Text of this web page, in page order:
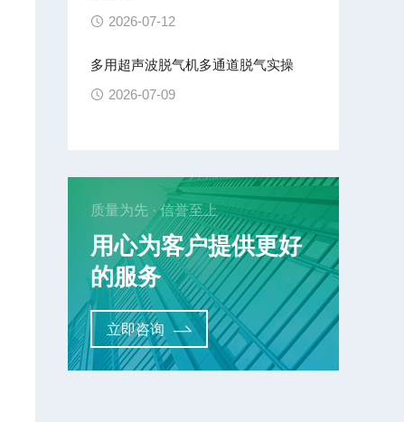
2026-07-12
多用超声波脱气机多通道脱气实操
2026-07-09
质量为先 · 信誉至上
用心为客户提供更好
的服务
立即咨询